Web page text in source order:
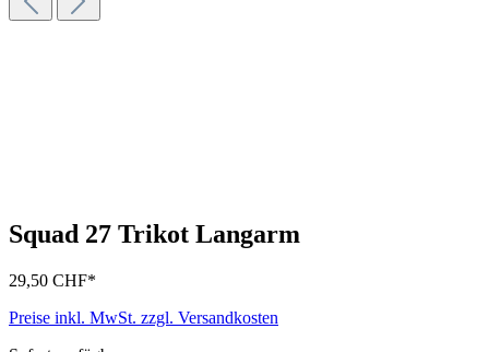
Squad 27 Trikot Langarm
29,50 CHF*
Preise inkl. MwSt. zzgl. Versandkosten